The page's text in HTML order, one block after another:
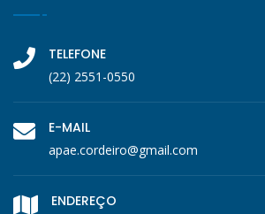
TELEFONE
(22) 2551-0550
E-MAIL
apae.cordeiro@gmail.com
ENDEREÇO